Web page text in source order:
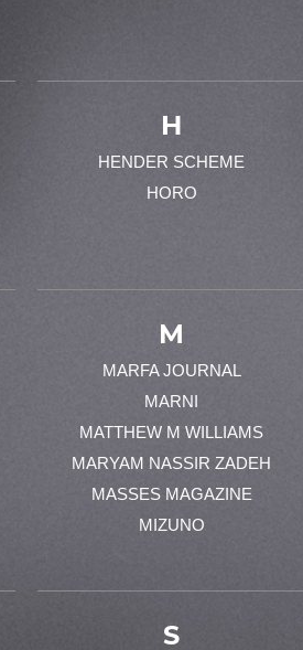
H
HENDER SCHEME
HORO
M
MARFA JOURNAL
MARNI
MATTHEW M WILLIAMS
MARYAM NASSIR ZADEH
MASSES MAGAZINE
MIZUNO
S